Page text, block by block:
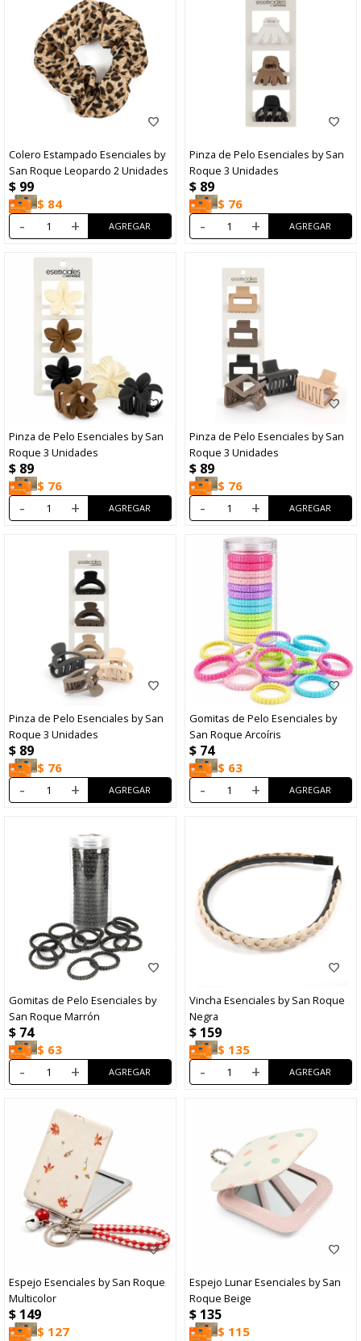
Colero Estampado Esenciales by
San Roque Leopardo 2 Unidades
$ 99
$ 84
- +
Pinza de Pelo Esenciales by San
Roque 3 Unidades
$ 89
$ 76
- +
Pinza de Pelo Esenciales by San
Roque 3 Unidades
$ 89
$ 76
- +
Pinza de Pelo Esenciales by San
Roque 3 Unidades
$ 89
$ 76
- +
Pinza de Pelo Esenciales by San
Roque 3 Unidades
$ 89
$ 76
- +
Gomitas de Pelo Esenciales by
San Roque Arcoíris
$ 74
$ 63
- +
Gomitas de Pelo Esenciales by
San Roque Marrón
$ 74
$ 63
- +
Vincha Esenciales by San Roque
Negra
$ 159
$ 135
- +
Espejo Esenciales by San Roque
Multicolor
$ 149
$ 127
Espejo Lunar Esenciales by San
Roque Beige
$ 135
$ 115